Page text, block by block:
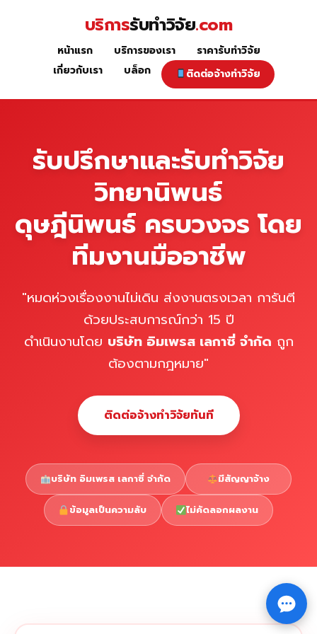
หน้าแรก
Copyright © 2026 รับทำวิจัย รับทำวิทยานิพนธ์ รับทำ⇧
บริการรับทำวิจัย.com
หน้าแรก บริการของเรา
ราคารับทำวิจัย
เกี่ยวกับเรา
บล็อก ติดต่อจ้างทำวิจัย
รับปรึกษาและรับทำวิจัย
วิทยานิพนธ์
ดุษฎีนิพนธ์ ครบวงจร โดย
ทีมงานมืออาชีพ
"หมดห่วงเรื่องงานไม่เดิน ส่งงานตรงเวลา การันตี
ด้วยประสบการณ์กว่า 15 ปี
ดำเนินงานโดย บริษัท อิมเพรส เลกาซี่ จำกัด ถูก
ต้องตามกฎหมาย"
ติดต่อจ้างทำวิจัยทันที
บริษัท อิมเพรส เลกาซี่ จำกัด มีสัญญาจ้าง
ข้อมูลเป็นความลับ ไม่คัดลอกผลงาน